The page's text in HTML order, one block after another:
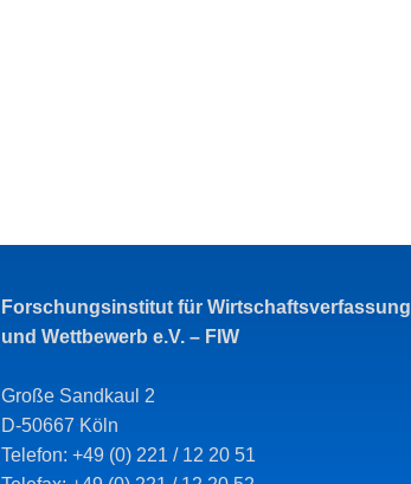
Forschungsinstitut für Wirtschaftsverfassung
und Wettbewerb e.V. – FIW
Große Sandkaul 2
D-50667 Köln
Telefon: +49 (0) 221 / 12 20 51